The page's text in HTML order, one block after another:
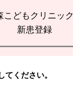
こどもクリニック
新患登録
てください。